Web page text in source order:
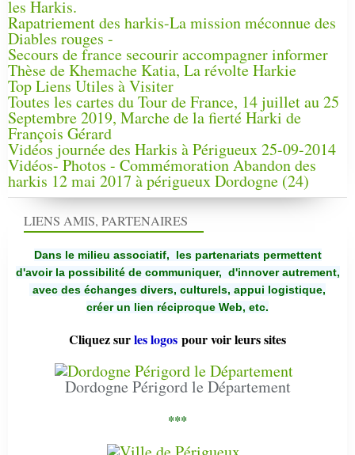
les Harkis.
Rapatriement des harkis-La mission méconnue des
Diables rouges -
Secours de france secourir accompagner informer
Thèse de Khemache Katia, La révolte Harkie
Top Liens Utiles à Visiter
Toutes les cartes du Tour de France, 14 juillet au 25
Septembre 2019, Marche de la fierté Harki de
François Gérard
Vidéos journée des Harkis à Périgueux 25-09-2014
Vidéos- Photos - Commémoration Abandon des
harkis 12 mai 2017 à périgueux Dordogne (24)
LIENS AMIS, PARTENAIRES
Dans le milieu associatif, les partenariats permettent
d'avoir la possibilité de communiquer, d'innover autrement,
avec des échanges divers, culturels, appui logistique,
créer un lien réciproque Web, etc.
Cliquez surles logos pour voir leurs sites
Dordogne Périgord le Département
***